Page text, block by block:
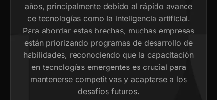
años, principalmente debido al rápido avance
de tecnologías como la inteligencia artificial.
Para abordar estas brechas, muchas empresas
están priorizando programas de desarrollo de
habilidades, reconociendo que la capacitación
en tecnologías emergentes es crucial para
mantenerse competitivas y adaptarse a los
desafíos futuros.